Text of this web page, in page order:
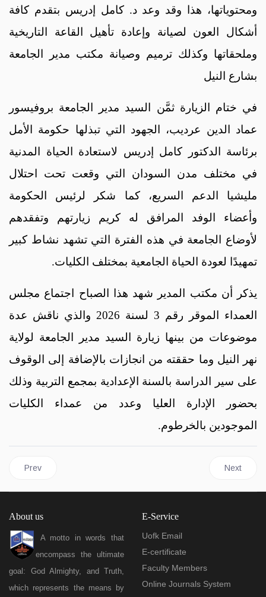
ومحتوياتها، هذا وقد وعد د. كامل إدريس بتقدم كافة
أشكال العون لصيانة وإعادة تأهيل القاعة التاريخية
وملحقاتها وكذلك ترميم وصيانة مكتب مدير الجامعة
بشارع النيل
في ختام الزيارة ثمَّن السيد مدير الجامعة بروفيسور
عماد الدين عرديب، الجهود التي تبذلها حكومة الأمل
برئاسة الدكتور كامل إدريس لاستعادة الحياة المدنية
في مختلف مدن السودان التي وقعت تحت احتلال
مليشيا الدعم السريع، كما شكر لرئيس الحكومة
وأعضاء الوفد المرافق له كريم زيارتهم وتفقدهم
لأوضاع الجامعة في هذه الفترة التي تشهد نشاط كبير
تمهيدًا لعودة الحياة الجامعية بمختلف الكليات.
يذكر أن مكتب المدير شهد هذا الصباح اجتماع مجلس
العمداء الموقر رقم 3 لسنة 2026 والذي ناقش عدة
موضوعات من بينها زيارة السيد مدير الجامعة لولاية
نهر النيل وما حققته من انجازات بالإضافة إلى الوقوف
على سير الدراسة بالسنة الإعدادية بمجمع التربية وذلك
بحضور الإدارة العليا وعدد من عمداء الكليات
الموجودين بالخرطوم.
Previous article: Announcement of the opening of submissions
Prev Next
About us
A motto in words that
encompass the ultimate
goal: God Almighty, and Truth,
which represents the means by
E-Service
Uofk Email
E-certificate
Faculty Members
Online Journals System